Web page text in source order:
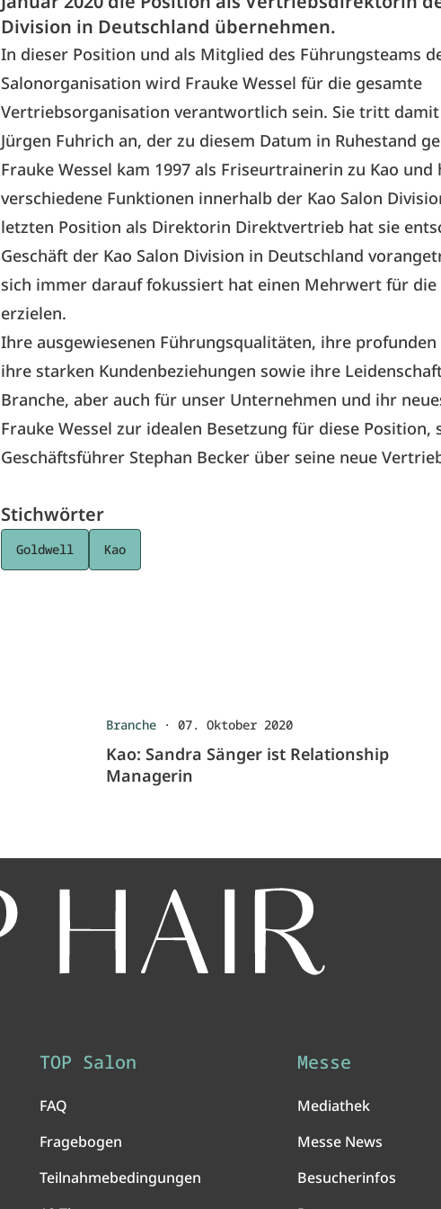
Division in Deutschland übernehmen.
In dieser Position und als Mitglied des Führungsteams
Salonorganisation wird Frauke Wessel für die gesamte
Vertriebsorganisation verantwortlich sein. Sie tritt
Jürgen Fuhrich an, der zu diesem Datum in Ruhestand
Frauke Wessel kam 1997 als Friseurtrainerin zu Kao
verschiedene Funktionen innerhalb der Kao Salon
letzten Position als Direktorin Direktvertrieb hat sie
Geschäft der Kao Salon Division in Deutschland
sich immer darauf fokussiert hat einen Mehrwert für die
erzielen.
Ihre ausgewiesenen Führungsqualitäten, ihre profunden
ihre starken Kundenbeziehungen sowie ihre
Branche, aber auch für unser Unternehmen und ihr
Frauke Wessel zur idealen Besetzung für diese Position,
Geschäftsführer Stephan Becker über seine neue
Stichwörter
Goldwell Kao
Branche ·07. Oktober 2020
Kao: Sandra Sänger ist Relationship
Managerin
TOP Salon
FAQ
Fragebogen
Teilnahmebedingungen
Messe
Mediathek
Messe News
Besucherinfos